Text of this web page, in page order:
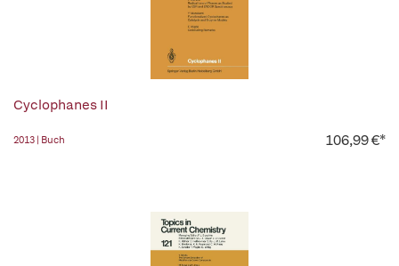
Cyclophanes II
2013 | Buch 106,99 €*